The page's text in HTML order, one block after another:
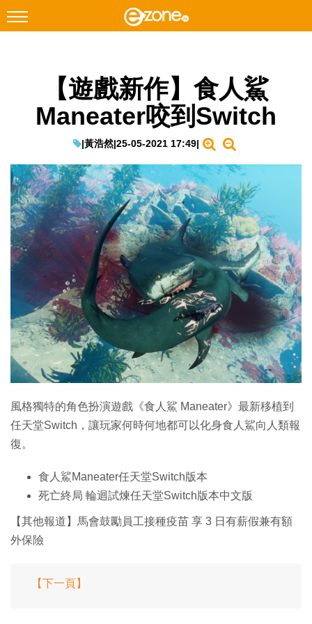
Facebook Instagram
科技焦點
遊戲動漫
教學評測
EduTech
IT Times
生成式AI與雲端應用
Enterprise Digital Transformation
特集
【遊戲新作】食人鯊
Maneater咬到Switch
|黃浩然|25-05-2021 17:49|
風格獨特的角色扮演遊戲《食人鯊 Maneater》最新移植到
任天堂Switch，讓玩家何時何地都可以化身食人鯊向人類報
復。
食人鯊Maneater任天堂Switch版本
死亡終局 輪迴試煉任天堂Switch版本中文版
【其他報道】馬會鼓勵員工接種疫苗 享 3 日有薪假兼有額
外保險
【下一頁】